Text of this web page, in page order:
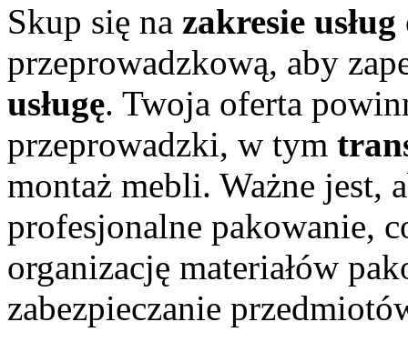
Skup się na zakresie usług
przeprowadzkową, aby
usługę. Twoja oferta
przeprowadzki, w tym
montaż mebli. Ważne jest,
profesjonalne pakowanie,
organizację materiałów
zabezpieczanie